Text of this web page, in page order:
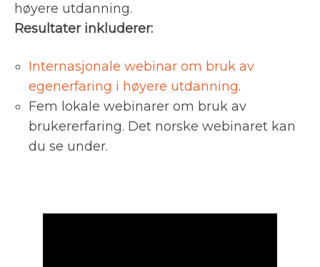
høyere utdanning.
Resultater inkluderer:
Internasjonale webinar om bruk av
egenerfaring i høyere utdanning.
Fem lokale webinarer om bruk av
brukererfaring. Det norske webinaret kan
du se under.